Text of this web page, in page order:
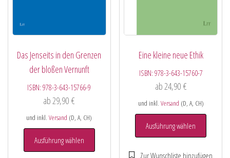
Das Jenseits in den Grenzen
der bloßen Vernunft
ISBN:978-3-643-15766-9
ab29,90€
und inkl.Versand (D, A, CH)
Ausführung wählen
Eine kleine neue Ethik
ISBN: 978-3-643-15760-7
ab24,90 €
und inkl. Versand (D, A, CH)
Ausführung wählen